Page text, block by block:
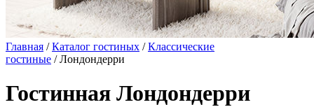
Главная /Каталог гостиных /Классические
гостиные / Лондондерри
Гостинная Лондондерри